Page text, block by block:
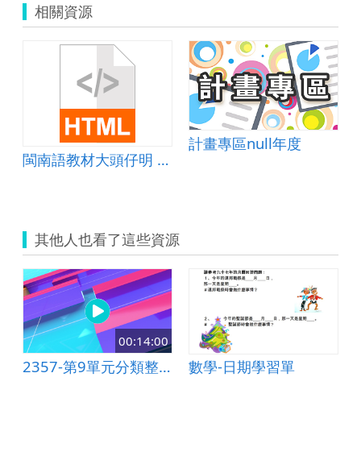
相關資源
閩南語教材大頭仔明 第三冊第四課
計畫專區null年度
其他人也看了這些資源
00:14:00
2357-第9單元分類整理(3-1)-小一數學(翰林)
數學-日期學習單